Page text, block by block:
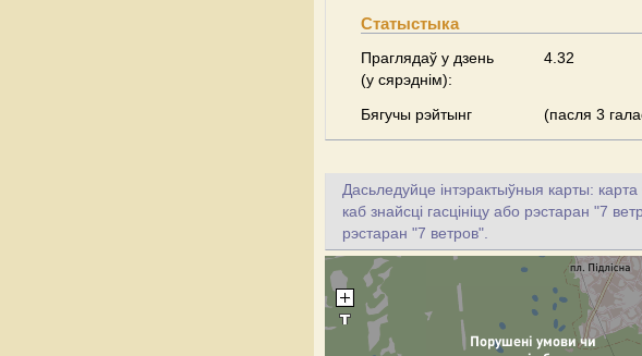
Статыстыка
Праглядаў у дзень
(у сярэднім):
4.32
Бягучы рэйтынг (пасля 3
Дасьледуйце інтэрактыўныя карты:
каб знайсці гасцініцу або рэстаран "7
рэстаран "7 ветров".